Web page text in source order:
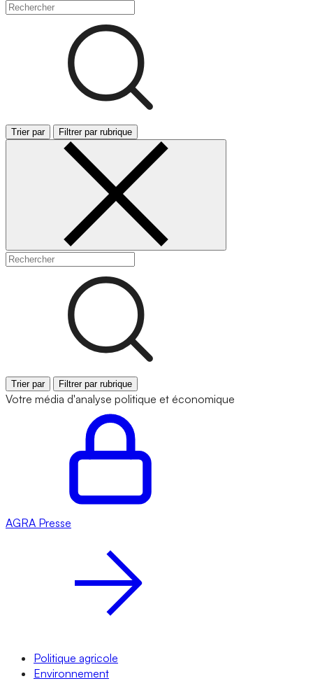
Trier par Filtrer par rubrique
Trier par Filtrer par rubrique
Votre média d'analyse politique et économique
AGRA Presse
Politique agricole
Environnement